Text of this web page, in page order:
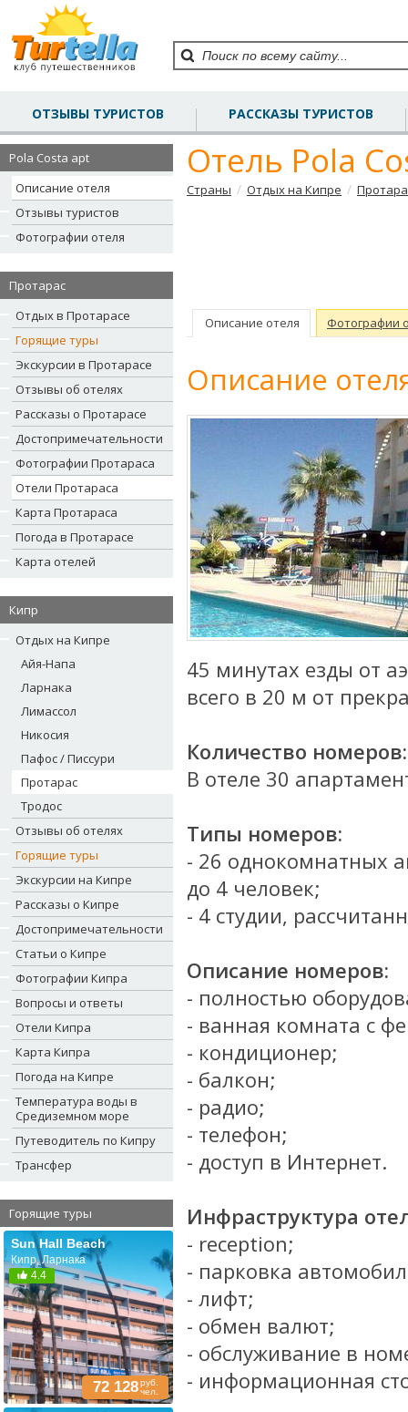
ОТЗЫВЫ ТУРИСТОВ РАССКАЗЫ ТУРИСТОВ
Pola Costa apt
Описание отеля
Отзывы туристов
Фотографии отеля
Протарас
Отдых в Протарасе
Горящие туры
Экскурсии в Протарасе
Отзывы об отелях
Рассказы о Протарасе
Достопримечательности
Фотографии Протараса
Отели Протараса
Карта Протараса
Погода в Протарасе
Карта отелей
Кипр
Отдых на Кипре
Айя-Напа
Ларнака
Лимассол
Никосия
Пафос / Писсури
Протарас
Тродос
Отзывы об отелях
Горящие туры
Экскурсии на Кипре
Рассказы о Кипре
Достопримечательности
Статьи о Кипре
Фотографии Кипра
Вопросы и ответы
Отели Кипра
Карта Кипра
Погода на Кипре
Температура воды в
Средиземном море
Путеводитель по Кипру
Трансфер
Горящие туры
Sun Hall Beach
Кипр, Ларнака
4.4
72 128руб.
чел.
Отель Pola
Страны / Отдых на Кипре /
Описание отеля Фотографии
Описание
45 минутах езды от
всего в 20 м от
Количество номеров:
В отеле 30
Типы номеров:
- 26 однокомнатных
до 4 человек;
- 4 студии,
Описание номеров:
- полностью
- ванная комната с
- кондиционер;
- балкон;
- радио;
- телефон;
- доступ в Интернет.
Инфраструктура
- reception;
- парковка
- лифт;
- обмен валют;
- обслуживание в
- информационная